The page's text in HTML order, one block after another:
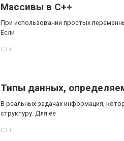
Массивы в C++
При использовании простых
Если
C++
Типы данных,
В реальных задачах информация,
структуру. Для ее
C++